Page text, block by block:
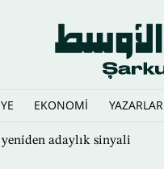
EKONOMİ YAZARLAR
adaylık sinyali